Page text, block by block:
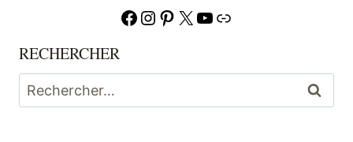
Facebook
Instagram
Pinterest
X YouTube
Lien
RECHERCHER
Rechercher :